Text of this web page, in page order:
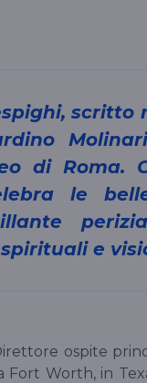
di Roma.
le
e
ospite
Fort Worth, in